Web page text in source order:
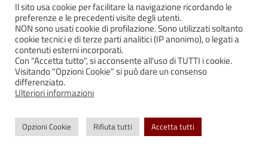
Ufficio Sport
Ufficio Turismo e Promozione del Territorio
Area Sociale
Ufficio Stampa e Comunicazione
Il sito usa cookie per facilitare la navigazione ricordando le
preferenze e le precedenti visite degli utenti.
NON sono usati cookie di profilazione. Sono utilizzati soltanto
cookie tecnici e di terze parti analitici (IP anonimo), o legati a
contenuti esterni incorporati.
Con "Accetta tutto", si acconsente all'uso di TUTTI i cookie.
Visitando "Opzioni Cookie" si può dare un consenso
differenziato.
Ulteriori informazioni
Opzioni Cookie Rifiuta tutti Accetta tutti